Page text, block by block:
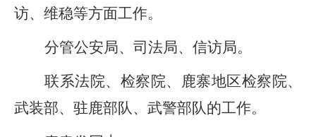
访、 维稳等方面工作。
分管公安局、司法局、 信访局。
联系法院、检察院、鹿寨地区检察院、
武装部、驻鹿部队、武警部队的工作。